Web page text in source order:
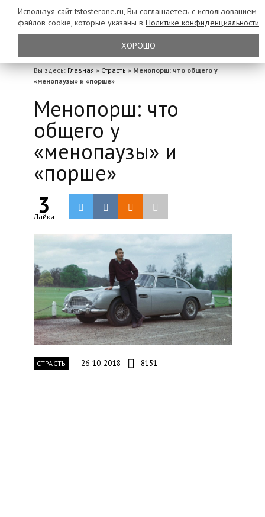
Вы здесь: Главная » Страсть » Менопорш: что общего у
«менопаузы» и «порше»
Менопорш: что
общего у
«менопаузы» и
«порше»
3
Лайки
СТРАСТЬ 26.10.2018 8151
Используя сайт tstosterone.ru, Вы соглашаетесь с использованием
файлов cookie, которые указаны в Политике конфиденциальности
ХОРОШО